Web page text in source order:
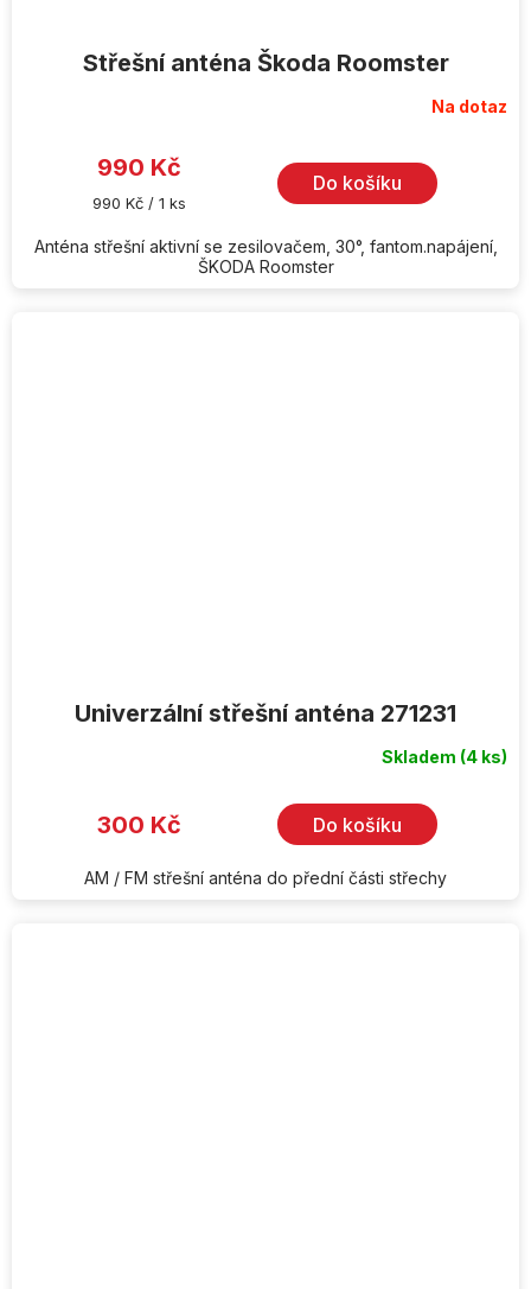
Střešní anténa Škoda Roomster
Na dotaz
990 Kč
Měrná
990 Kč / 1 ks
Do košíku
Anténa střešní aktivní se zesilovačem, 30°, fantom.napájení,
ŠKODA Roomster
Univerzální střešní anténa 271231
Skladem (4 ks)
300 Kč Do košíku
AM / FM střešní anténa do přední části střechy